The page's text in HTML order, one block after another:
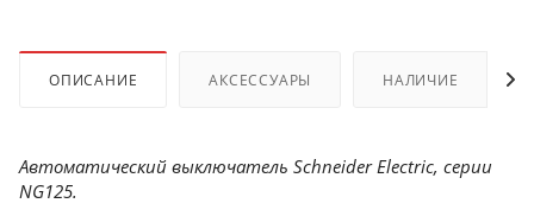
ОПИСАНИЕ АКСЕССУАРЫ НАЛИЧИЕ
Автоматический выключатель Schneider Electric, серии
NG125.